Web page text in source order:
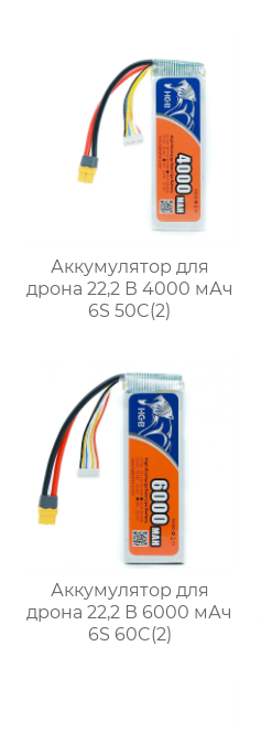
Аккумулятор для
дрона 22,2 В 4000 мАч
6S 50C(2)
Аккумулятор для
дрона 22,2 В 6000 мАч
6S 60C(2)